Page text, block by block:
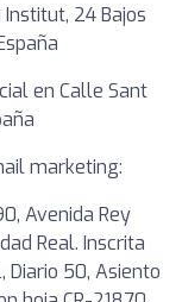
24 Bajos
en Calle Sant
marketing:
Avenida Rey
Real. Inscrita
Diario 50, Asiento